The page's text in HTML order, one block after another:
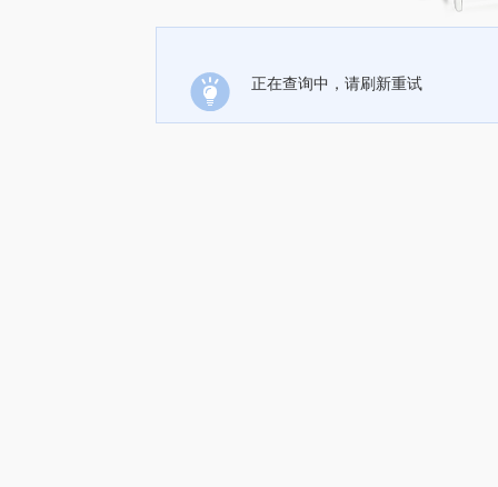
正在查询中，请刷新重试